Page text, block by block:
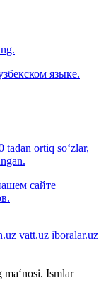
языке.
tadan ortiq so‘zlar,
сайте
vatt.uz iboralar.uz
Ismlar